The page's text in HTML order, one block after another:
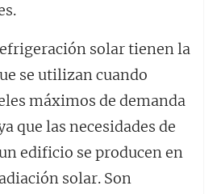
solar tienen la
se utilizan cuando
máximos de demanda
que las necesidades de
edificio se producen en
solar. Son